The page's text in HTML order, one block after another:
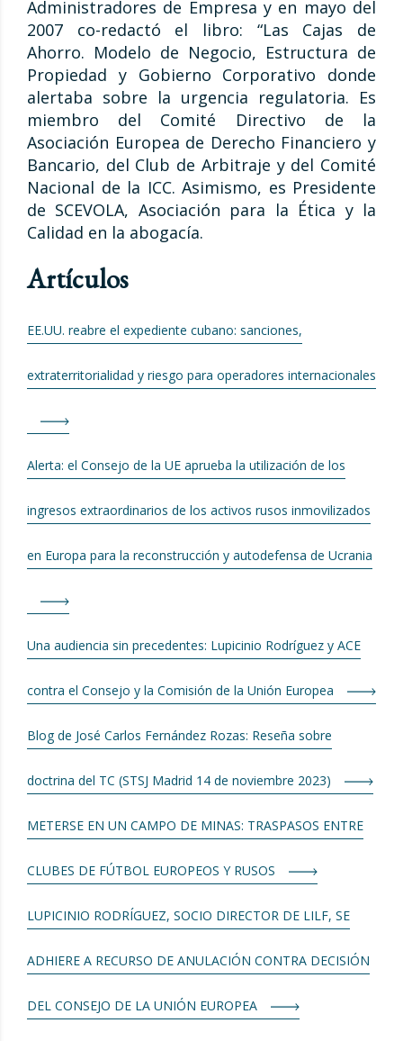
Administradores de Empresa y en mayo del
2007 co-redactó el libro: “Las Cajas de
Ahorro. Modelo de Negocio, Estructura de
Propiedad y Gobierno Corporativo donde
alertaba sobre la urgencia regulatoria. Es
miembro del Comité Directivo de la
Asociación Europea de Derecho Financiero y
Bancario, del Club de Arbitraje y del Comité
Nacional de la ICC. Asimismo, es Presidente
de SCEVOLA, Asociación para la Ética y la
Calidad en la abogacía.
Artículos
EE.UU. reabre el expediente cubano: sanciones,
extraterritorialidad y riesgo para operadores internacionales
Alerta: el Consejo de la UE aprueba la utilización de los
ingresos extraordinarios de los activos rusos inmovilizados
en Europa para la reconstrucción y autodefensa de Ucrania
Una audiencia sin precedentes: Lupicinio Rodríguez y ACE
contra el Consejo y la Comisión de la Unión Europea
Blog de José Carlos Fernández Rozas: Reseña sobre
doctrina del TC (STSJ Madrid 14 de noviembre 2023)
METERSE EN UN CAMPO DE MINAS: TRASPASOS ENTRE
CLUBES DE FÚTBOL EUROPEOS Y RUSOS
LUPICINIO RODRÍGUEZ, SOCIO DIRECTOR DE LILF, SE
ADHIERE A RECURSO DE ANULACIÓN CONTRA DECISIÓN
DEL CONSEJO DE LA UNIÓN EUROPEA